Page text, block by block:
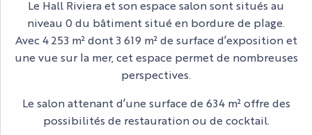
Le Hall Riviera et son espace salon sont situés au
niveau 0 du bâtiment situé en bordure de plage.
Avec 4 253 m² dont 3 619 m² de surface d’exposition et
une vue sur la mer, cet espace permet de nombreuses
perspectives.
Le salon attenant d’une surface de 634 m² offre des
possibilités de restauration ou de cocktail.